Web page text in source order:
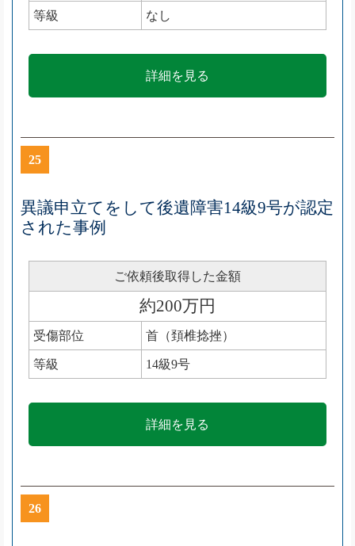
等級 なし
詳細を見る
25
異議申立てをして後遺障害14級9号が認定
された事例
ご依頼後取得した金額
約200万円
受傷部位 首（頚椎捻挫）
等級 14級9号
詳細を見る
26